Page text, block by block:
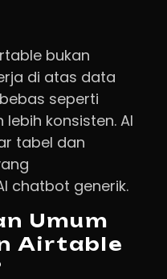
bukan
di atas data
seperti
konsisten. AI
tabel dan
chatbot generik.
Umum
Airtable